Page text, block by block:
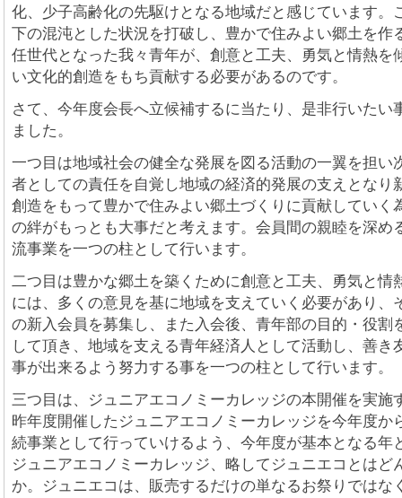
化、少子高齢化の先駆けとなる地域だと感じています。
下の混沌とした状況を打破し、豊かで住みよい郷土を作
任世代となった我々青年が、創意と工夫、勇気と情熱を
い文化的創造をもち貢献する必要があるのです。
さて、今年度会長へ立候補するに当たり、是非行いたい
ました。
一つ目は地域社会の健全な発展を図る活動の一翼を担い
者としての責任を自覚し地域の経済的発展の支えとなり
創造をもって豊かで住みよい郷土づくりに貢献していく
の絆がもっとも大事だと考えます。会員間の親睦を深め
流事業を一つの柱として行います。
二つ目は豊かな郷土を築くために創意と工夫、勇気と情
には、多くの意見を基に地域を支えていく必要があり、
の新入会員を募集し、また入会後、青年部の目的・役割
して頂き、地域を支える青年経済人として活動し、善き
事が出来るよう努力する事を一つの柱として行います。
三つ目は、ジュニアエコノミーカレッジの本開催を実施
昨年度開催したジュニアエコノミーカレッジを今年度か
続事業として行っていけるよう、今年度が基本となる年
ジュニアエコノミーカレッジ、略してジュニエコとはど
か。ジュニエコは、販売するだけの単なるお祭りではな